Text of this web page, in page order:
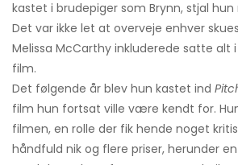
kastet i brudepiger som Brynn, stjal
Det var ikke let at overveje enhver
Melissa McCarthy inkluderede satte
film.
Det følgende år blev hun kastet ind
film hun fortsat ville være kendt for.
filmen, en rolle der fik hende noget
håndfuld nik og flere priser, herunder en